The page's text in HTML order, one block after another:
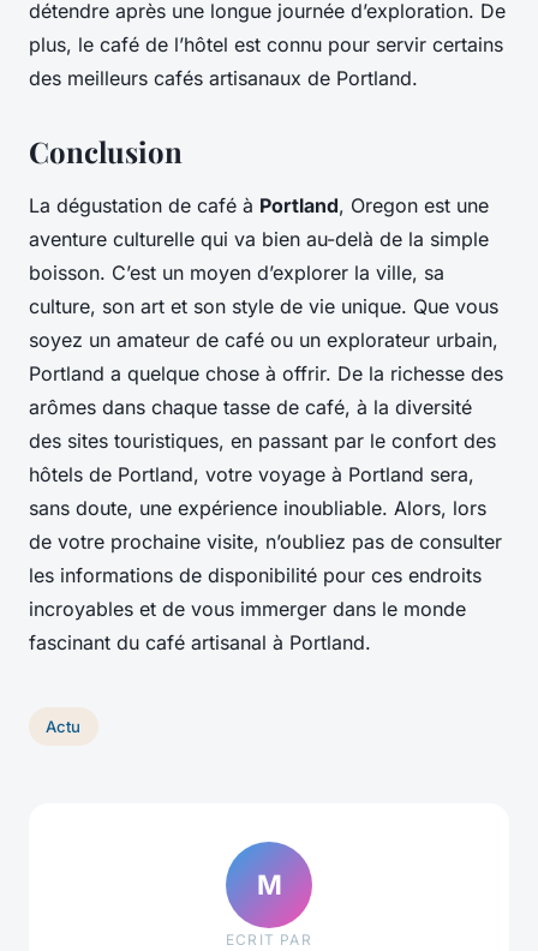
détendre après une longue journée d’exploration. De
plus, le café de l’hôtel est connu pour servir certains
des meilleurs cafés artisanaux de Portland.
Conclusion
La dégustation de café à Portland, Oregon est une
aventure culturelle qui va bien au-delà de la simple
boisson. C’est un moyen d’explorer la ville, sa
culture, son art et son style de vie unique. Que vous
soyez un amateur de café ou un explorateur urbain,
Portland a quelque chose à offrir. De la richesse des
arômes dans chaque tasse de café, à la diversité
des sites touristiques, en passant par le confort des
hôtels de Portland, votre voyage à Portland sera,
sans doute, une expérience inoubliable. Alors, lors
de votre prochaine visite, n’oubliez pas de consulter
les informations de disponibilité pour ces endroits
incroyables et de vous immerger dans le monde
fascinant du café artisanal à Portland.
Actu
M
ECRIT PAR